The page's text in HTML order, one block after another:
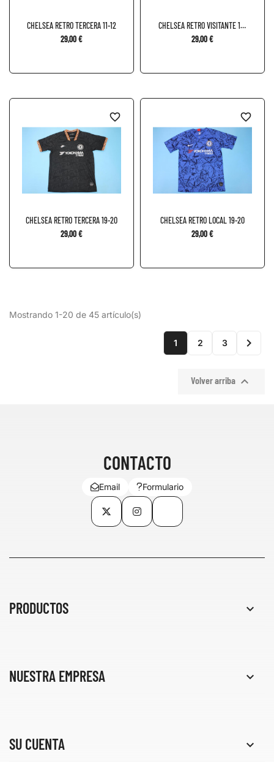
CHELSEA RETRO TERCERA 11-12
29,00 €
CHELSEA RETRO VISITANTE 19-
20
29,00 €
CHELSEA RETRO TERCERA 19-20
29,00 €
favorite_border
CHELSEA RETRO LOCAL 19-20
29,00 €
favorite_border
Mostrando 1-20 de 45 artículo(s)
1 2 3 
Volver arriba 
CONTACTO
Email Formulario
Twitter InstagramTikTok
PRODUCTOS 
NUESTRA EMPRESA 
SU CUENTA 